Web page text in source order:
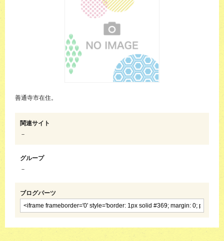
善通寺市在住。
関連サイト
－
グループ
－
ブログパーツ